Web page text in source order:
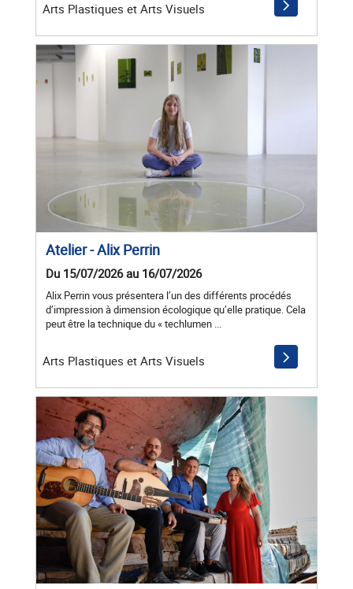
Arts Plastiques et Arts Visuels
Atelier - Alix Perrin
Du 15/07/2026 au 16/07/2026
Alix Perrin vous présentera l’un des différents procédés
d’impression à dimension écologique qu’elle pratique. Cela
peut être la technique du « techlumen ...
Arts Plastiques et Arts Visuels